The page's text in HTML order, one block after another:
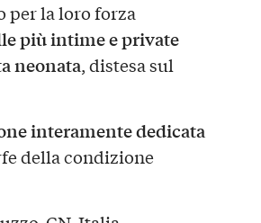
per la loro forza
più intime e private
neonata, distesa sul
interamente dedicata
della condizione